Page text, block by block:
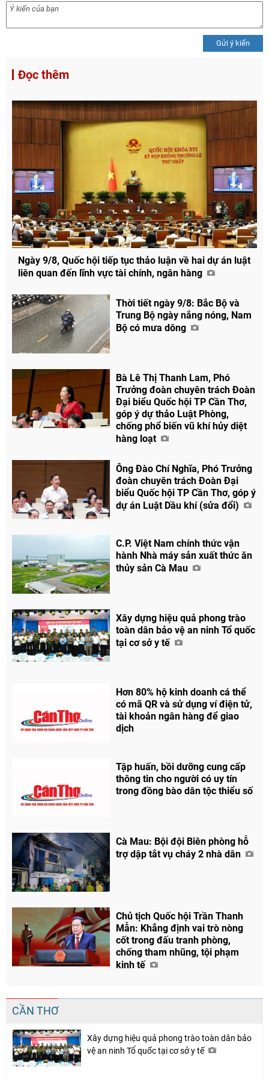
Chia sẻ
Gửi ý kiến
Đọc thêm
Ngày 9/8, Quốc hội tiếp tục thảo luận về hai dự án luật
liên quan đến lĩnh vực tài chính, ngân hàng
Thời tiết ngày 9/8: Bắc Bộ và
Trung Bộ ngày nắng nóng, Nam
Bộ có mưa dông
Bà Lê Thị Thanh Lam, Phó
Trưởng đoàn chuyên trách Đoàn
Đại biểu Quốc hội TP Cần Thơ,
góp ý dự thảo Luật Phòng,
chống phổ biến vũ khí hủy diệt
hàng loạt
Ông Đào Chí Nghĩa, Phó Trưởng
đoàn chuyên trách Đoàn Đại
biểu Quốc hội TP Cần Thơ, góp ý
dự án Luật Dầu khí (sửa đổi)
C.P. Việt Nam chính thức vận
hành Nhà máy sản xuất thức ăn
thủy sản Cà Mau
Xây dựng hiệu quả phong trào
toàn dân bảo vệ an ninh Tổ quốc
tại cơ sở y tế
Hơn 80% hộ kinh doanh cá thể
có mã QR và sử dụng ví điện tử,
tài khoản ngân hàng để giao
dịch
Tập huấn, bồi dưỡng cung cấp
thông tin cho người có uy tín
trong đồng bào dân tộc thiểu số
Cà Mau: Bội đội Biên phòng hỗ
trợ dập tắt vụ cháy 2 nhà dân
Chủ tịch Quốc hội Trần Thanh
Mẫn: Khẳng định vai trò nòng
cốt trong đấu tranh phòng,
chống tham nhũng, tội phạm
kinh tế
CẦN THƠ
Xây dựng hiệu quả phong trào toàn dân bảo
vệ an ninh Tổ quốc tại cơ sở y tế